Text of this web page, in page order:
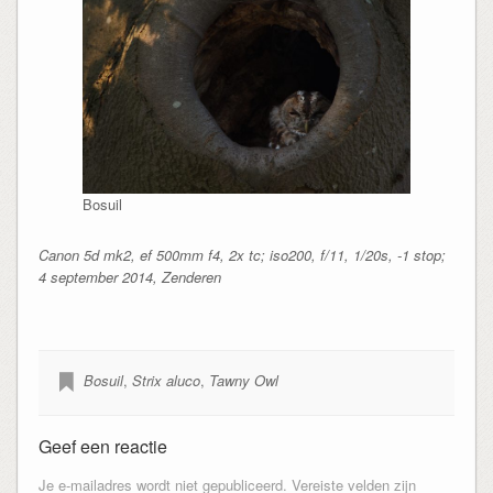
Bosuil
Canon 5d mk2, ef 500mm f4, 2x tc; iso200, f/11, 1/20s, -1 stop;
4 september 2014, Zenderen
Bosuil, Strix aluco, Tawny Owl
Geef een reactie
Je e-mailadres wordt niet gepubliceerd. Vereiste velden zijn